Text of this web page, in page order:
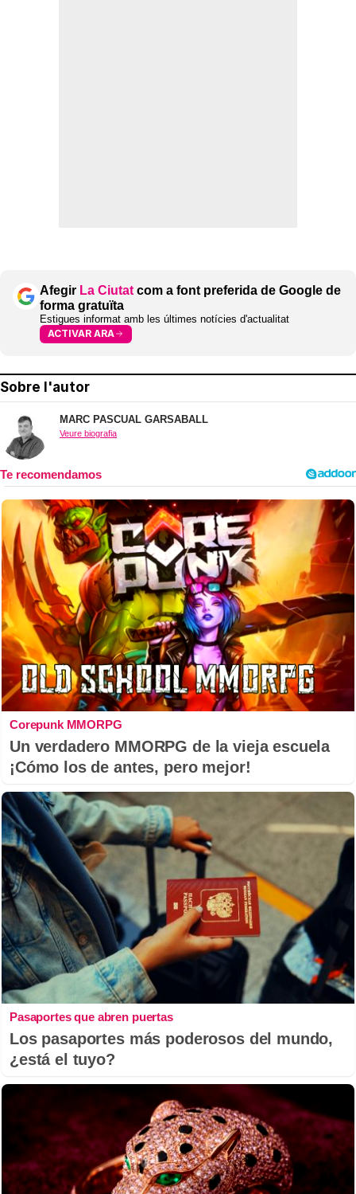
Afegir La Ciutat com a font preferida de Google de
forma gratuïta
Estigues informat amb les últimes notícies d'actualitat
ACTIVAR ARA
Sobre l'autor
MARC PASCUAL GARSABALL
Veure biografia
Corepunk MMORPG
Un verdadero MMORPG de la vieja escuela
¡Cómo los de antes, pero mejor!
Pasaportes que abren puertas
Los pasaportes más poderosos del mundo,
¿está el tuyo?